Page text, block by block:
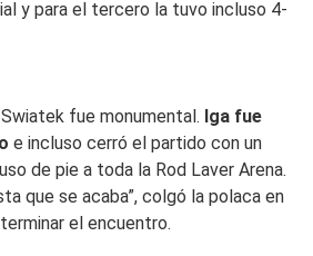
y para el tercero la tuvo incluso 4-
fue monumental. Iga fue
e incluso cerró el partido con un
de pie a toda la Rod Laver Arena.
que se acaba”, colgó la polaca en
el encuentro.